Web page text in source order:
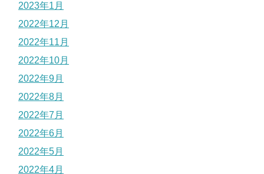
2023年1月
2022年12月
2022年11月
2022年10月
2022年9月
2022年8月
2022年7月
2022年6月
2022年5月
2022年4月